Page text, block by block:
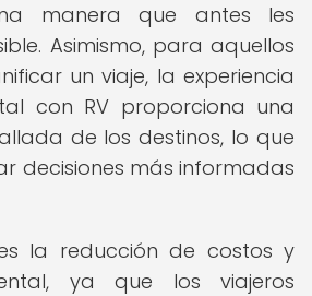
manera que antes les
Asimismo, para aquellos
un viaje, la experiencia
con RV proporciona una
de los destinos, lo que
decisiones más informadas
la reducción de costos y
ya que los viajeros